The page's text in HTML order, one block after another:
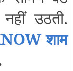
उठती.
शाम